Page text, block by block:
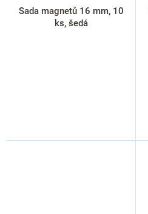
Sada magnetů 16 mm, 10
ks, šedá